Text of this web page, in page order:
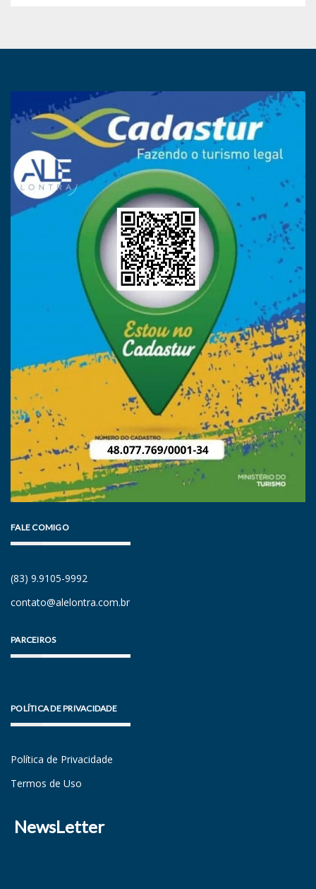
FALE COMIGO
(83) 9.9105-9992
contato@alelontra.com.br
PARCEIROS
POLÍTICA DE PRIVACIDADE
Política de Privacidade
Termos de Uso
NewsLetter